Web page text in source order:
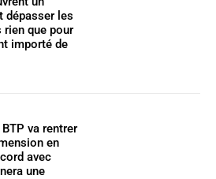
dépasser les
rien que pour
importé de
va rentrer
en
avec
une